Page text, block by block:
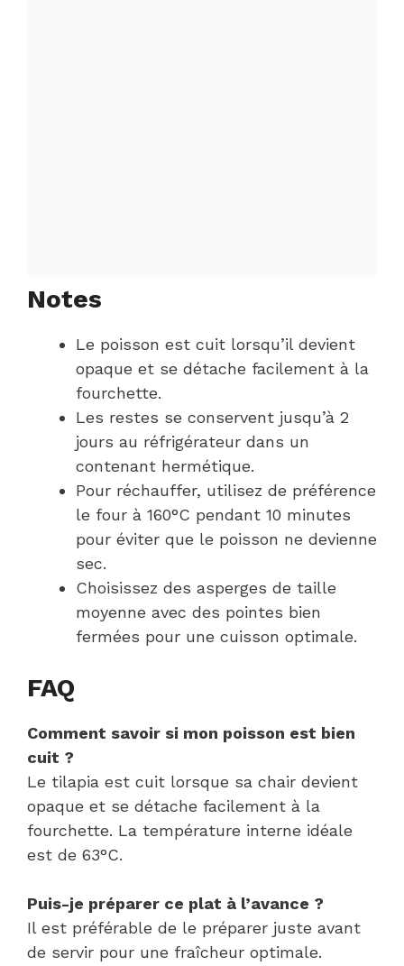
Notes
Le poisson est cuit lorsqu’il devient
opaque et se détache facilement à la
fourchette.
Les restes se conservent jusqu’à 2
jours au réfrigérateur dans un
contenant hermétique.
Pour réchauffer, utilisez de préférence
le four à 160°C pendant 10 minutes
pour éviter que le poisson ne devienne
sec.
Choisissez des asperges de taille
moyenne avec des pointes bien
fermées pour une cuisson optimale.
FAQ
Comment savoir si mon poisson est bien
cuit ?
Le tilapia est cuit lorsque sa chair devient
opaque et se détache facilement à la
fourchette. La température interne idéale
est de 63°C.
Puis-je préparer ce plat à l’avance ?
Il est préférable de le préparer juste avant
de servir pour une fraîcheur optimale.